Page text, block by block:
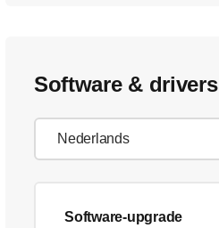
Software & drivers
Software-upgrade